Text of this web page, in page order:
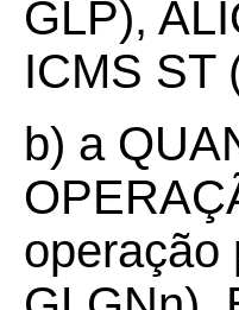
GLP),
ICMS ST
b) a
operação